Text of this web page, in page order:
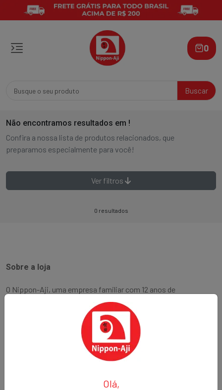
Olá,
Buscar
0
Não encontramos resultados em !
Confira a nossa lista de produtos relacionados, que
preparamos especialmente para você!
Ver filtros
0 resultados
Sobre a loja
O Nippon-Aji, uma empresa familiar com 12 anos de
experiência, é especializada em produtos orientais e naturais.
Fundada no bairro Bigorrilho em Curitiba, temos o
compromisso de oferecer aos nossos clientes qualidade,
preços justos e um atendimento excepcional. Descubra a
autenticidade e a tradição em cada produto!